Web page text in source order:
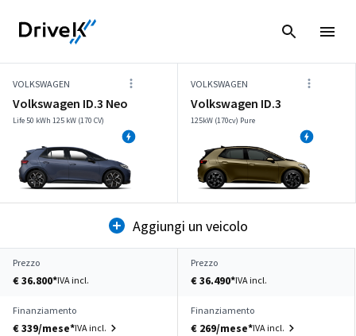
VOLKSWAGEN
Volkswagen ID.3 Neo
Life 50 kWh 125 kW (170 CV)
VOLKSWAGEN
Volkswagen ID.3
125kW (170cv) Pure
Aggiungi un veicolo
Prezzo
€ 36.800*IVA incl.
Prezzo
€ 36.490*IVA incl.
Finanziamento
€ 339/mese*IVA incl.
Finanziamento
€ 269/mese*IVA incl.